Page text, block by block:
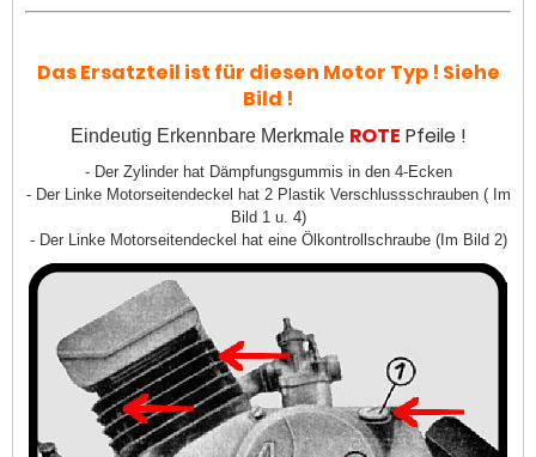
Das Ersatzteil ist für diesen Motor Typ ! Siehe
Bild !
Eindeutig Erkennbare Merkmale ROTE Pfeile !
- Der Zylinder hat Dämpfungsgummis in den 4-Ecken
- Der Linke Motorseitendeckel hat 2 Plastik Verschlussschrauben ( Im
Bild 1 u. 4)
- Der Linke Motorseitendeckel hat eine Ölkontrollschraube (Im Bild 2)